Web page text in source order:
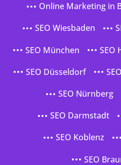
Online Marketing in
SEO Wiesbaden
SEO München
SEO
SEO Düsseldorf
SEO Nürnberg
SEO Darmstadt
SEO Koblenz
SEO